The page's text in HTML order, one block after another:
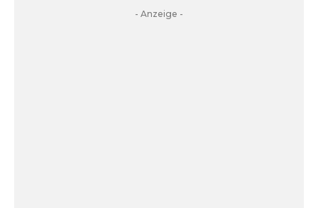
- Anzeige -